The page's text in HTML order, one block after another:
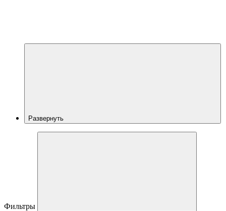
Развернуть
Фильтры